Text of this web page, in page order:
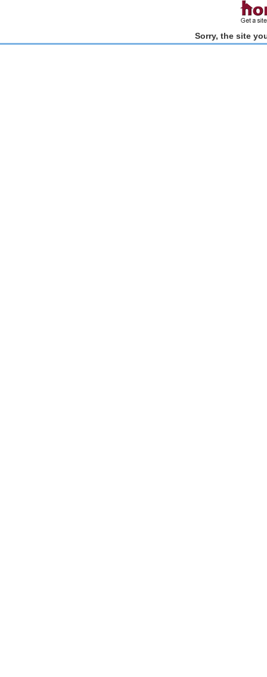
Sorry, the site